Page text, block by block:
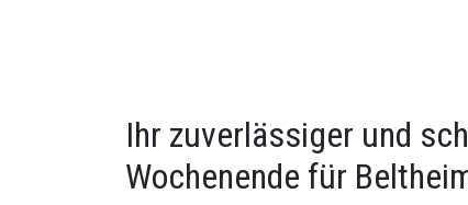
Ihr zuverlässiger und
Wochenende für